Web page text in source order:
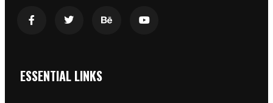
ESSENTIAL LINKS